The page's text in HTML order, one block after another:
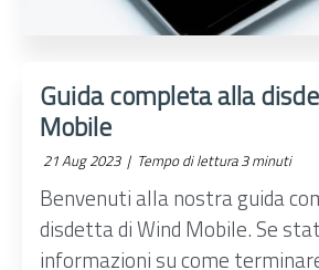
Guida completa alla
Mobile
21 Aug 2023 | Tempo di lettura 3 minuti
Benvenuti alla nostra guida
disdetta di Wind Mobile. Se
informazioni su come